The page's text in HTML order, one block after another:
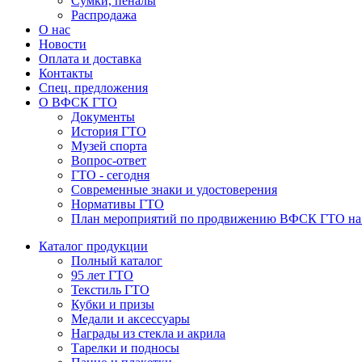
Распродажа
О нас
Новости
Оплата и доставка
Контакты
Спец. предложения
О ВФСК ГТО
Документы
История ГТО
Музей спорта
Вопрос-ответ
ГТО - сегодня
Современные знаки и удостоверения
Нормативы ГТО
План мероприятий по продвижению ВФСК ГТО на
Каталог продукции
Полный каталог
95 лет ГТО
Текстиль ГТО
Кубки и призы
Медали и аксессуары
Награды из стекла и акрила
Тарелки и подносы